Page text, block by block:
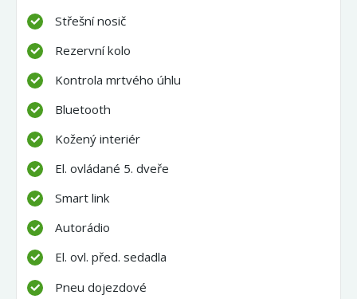
Střešní nosič
Rezervní kolo
Kontrola mrtvého úhlu
Bluetooth
Kožený interiér
El. ovládané 5. dveře
Smart link
Autorádio
El. ovl. před. sedadla
Pneu dojezdové